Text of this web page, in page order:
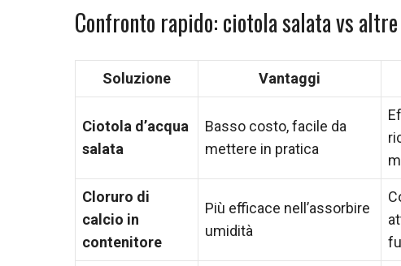
Confronto rapido: ciotola salata vs
Soluzione Vantaggi
Ciotola d’acqua
salata
Basso costo, facile da
mettere in pratica
Cloruro di
calcio in
contenitore
Più efficace nell’assorbire
umidità